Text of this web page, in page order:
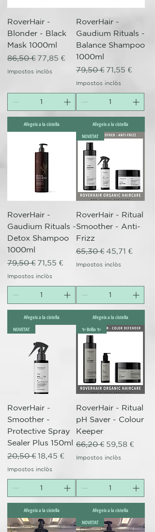
RoverHair -
Blonder - Black
Mask 1000ml
Preu normal
86,50 € Preu d'oferta
77,85 €
Impostos inclòs
Afegeix a la cistella
RoverHair -
Gaudium Rituals -
Balance Shampoo
1000ml
Preu normal
79,50 € Preu d'oferta
71,55 €
Impostos inclòs
Afegeix a la cistella
RoverHair -
Gaudium Rituals -
Detox Shampoo
1000ml
Preu normal
79,50 € Preu d'oferta
71,55 €
Impostos inclòs
Afegeix a la cistella
NOVETAT
RoverHair - Ritual
Smoother - Anti-
Frizz
Preu normal
65,30 € Preu d'oferta
45,71 €
Impostos inclòs
Afegeix a la cistella
NOVETAT
RoverHair -
Smoother -
Protective Spray
Sealer Plus 150ml
Preu normal
20,50 € Preu d'oferta
18,45 €
Impostos inclòs
Afegeix a la cistella
✨ Brillo ✨
RoverHair - Ritual
pH Saver - Colour
Keeper
Preu normal
66,20 € Preu d'oferta
59,58 €
Impostos inclòs
Afegeix a la cistella
NOVETAT